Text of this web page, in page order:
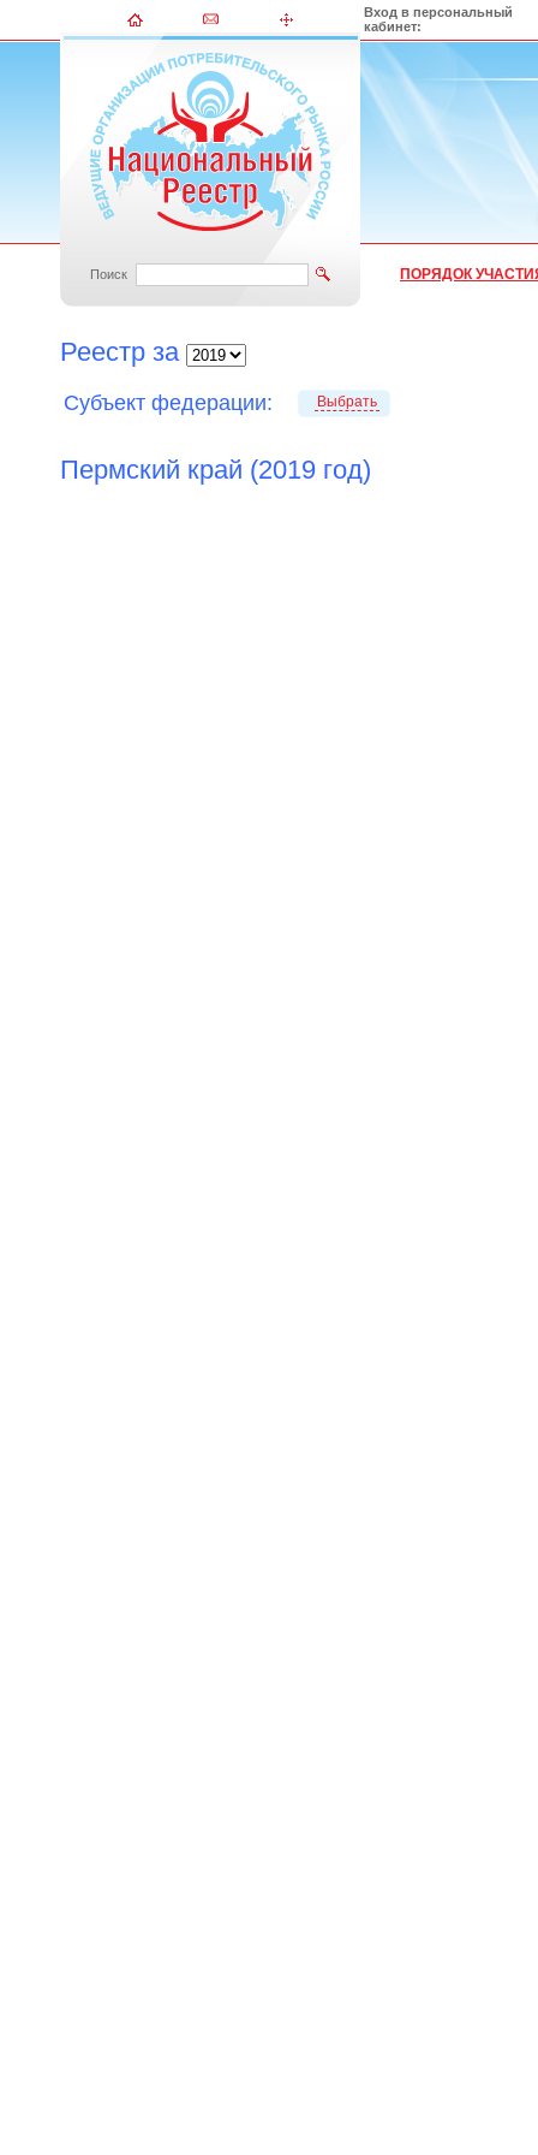
Поиск
Вход в персональный
кабинет:
ПОРЯДОК
Реестр за
Субъект федерации: Выбрать
Пермский край (2019 год)